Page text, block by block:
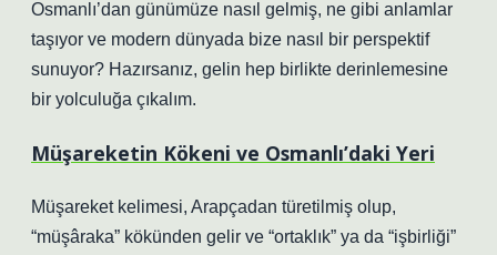
Osmanlı’dan günümüze nasıl gelmiş, ne gibi anlamlar
taşıyor ve modern dünyada bize nasıl bir perspektif
sunuyor? Hazırsanız, gelin hep birlikte derinlemesine
bir yolculuğa çıkalım.
Müşareketin Kökeni ve Osmanlı’daki Yeri
Müşareket kelimesi, Arapçadan türetilmiş olup,
“müşâraka” kökünden gelir ve “ortaklık” ya da “işbirliği”